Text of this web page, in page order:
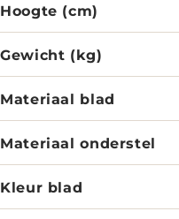
Hoogte (cm)
Gewicht (kg)
Materiaal blad
Materiaal onderstel
Kleur blad